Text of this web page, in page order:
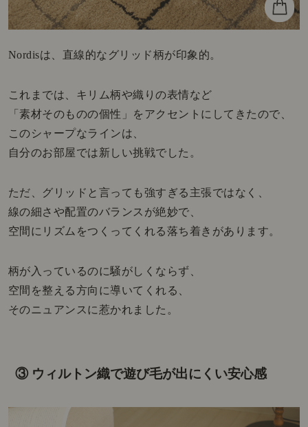
Nordisは、直線的なグリッド柄が印象的。
これまでは、キリム柄や織りの表情など
「素材そのものの個性」をアクセントにしてきたので、
このシャープなラインは、
自分のお部屋では新しい挑戦でした。
ただ、グリッドと言っても強すぎる主張ではなく、
線の細さや配置のバランスが絶妙で、
空間にリズムをつくってくれる落ち着きがあります。
柄が入っているのに騒がしくならず、
空間を整える方向に導いてくれる、
そのニュアンスに惹かれました。
③ ウィルトン織で遊び毛が出にくい安心感